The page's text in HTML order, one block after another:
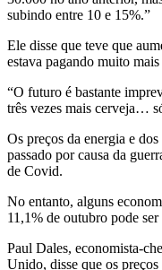
subindo entre 10 e 15%.”
Ele disse que teve que
estava pagando muito
“O futuro é bastante
três vezes mais cerveja…
Os preços da energia e
passado por causa da
de Covid.
No entanto, alguns
11,1% de outubro pode
Paul Dales, economista-
Unido, disse que os preços